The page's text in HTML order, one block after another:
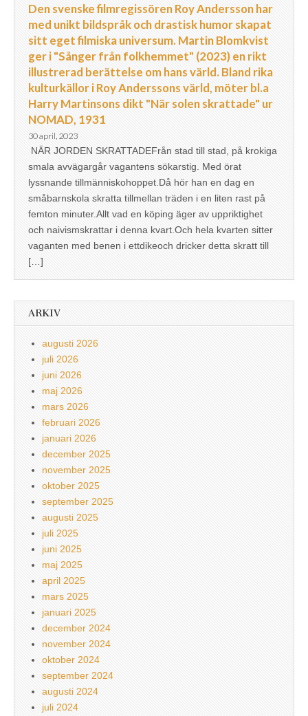
Den svenske filmregissören Roy Andersson har
med unikt bildspråk och drastisk humor skapat
sitt eget filmiska universum. Martin Blomkvist
ger i "Sånger från folkhemmet" (2023) en rikt
illustrerad berättelse om hans värld. Bland rika
kulturkällor i Roy Anderssons värld, möter bl.a
Harry Martinsons dikt "När solen skrattade" ur
NOMAD, 1931
30 april, 2023
NÄR JORDEN SKRATTADEFrån stad till stad, på krokiga
smala avvägargår vagantens sökarstig. Med örat
lyssnande tillmänniskohoppet.Då hör han en dag en
småbarnskola skratta tillmellan träden i en liten rast på
femton minuter.Allt vad en köping äger av uppriktighet
och naivismskrattar i denna kvart.Och hela kvarten sitter
vaganten med benen i ettdikeoch dricker detta skratt till
[…]
ARKIV
augusti 2026
juli 2026
juni 2026
maj 2026
mars 2026
februari 2026
januari 2026
december 2025
november 2025
oktober 2025
september 2025
augusti 2025
juli 2025
juni 2025
maj 2025
april 2025
mars 2025
januari 2025
december 2024
november 2024
oktober 2024
september 2024
augusti 2024
juli 2024